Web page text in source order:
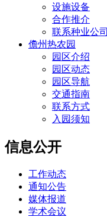
设施设备
合作推介
联系种业公司
儋州热农园
园区介绍
园区动态
园区导航
交通指南
联系方式
入园须知
信息公开
工作动态
通知公告
媒体报道
学术会议